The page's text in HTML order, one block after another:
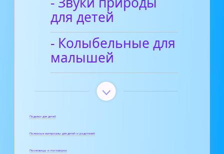
для детей
- Колыбельные для
малышей
Поделки для детей
Полезные материалы для детей и родителей
Пословицы и поговорки